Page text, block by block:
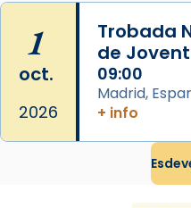
1
oct.
2026
Trobada
de
09:00
Madrid,
+ info